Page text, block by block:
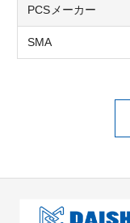
PCSメーカー
SMA